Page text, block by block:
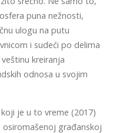
puna nežnosti,
ulogu na putu
i sudeći po delima
kreiranja
odnosa u svojim
je u to vreme (2017)
građanskoj